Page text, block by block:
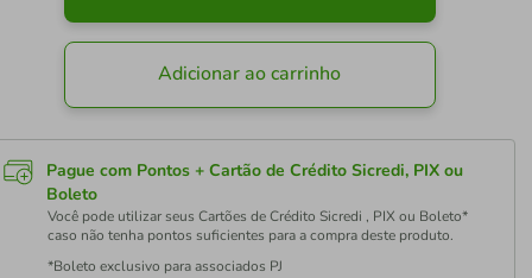
Adicionar ao carrinho
Pague com Pontos + Cartão de Crédito Sicredi, PIX ou
Boleto
Você pode utilizar seus Cartões de Crédito Sicredi , PIX ou Boleto*
caso não tenha pontos suficientes para a compra deste produto.
*Boleto exclusivo para associados PJ